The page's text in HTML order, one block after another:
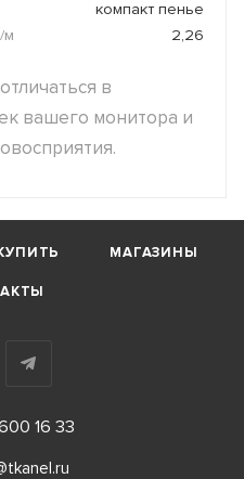
компакт пенье
м
2,26
в
вашего монитора и
МАГАЗИНЫ
16 33